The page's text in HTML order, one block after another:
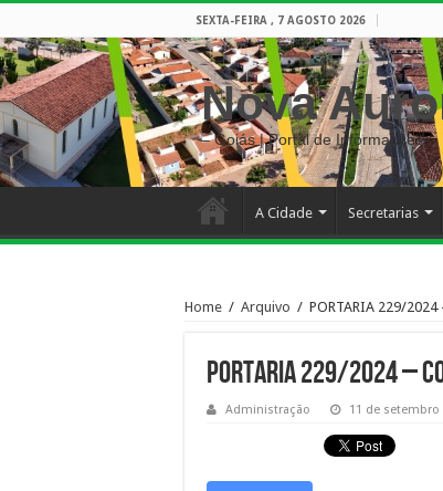
SEXTA-FEIRA , 7 AGOSTO 2026
Nova
– Goiás | Portal de Informações
A Cidade Secretarias
Home / Arquivo / PORTARIA 229/2024
PORTARIA 229/2024 –
Administração 11 de setembro